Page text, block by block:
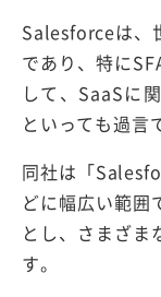
Salesforceは、
であり、特に
して、SaaSに
といっても過言
同社は「
どに幅広い範囲
とし、さまざま
す。